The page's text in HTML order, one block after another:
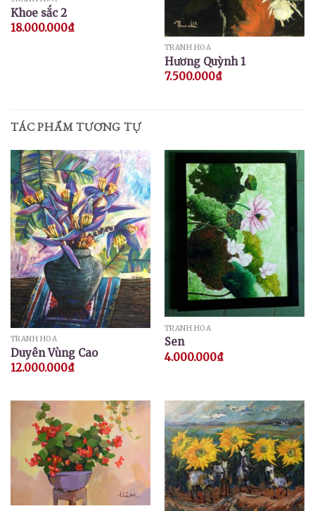
Khoe sắc 2
18.000.000₫
TRANH HOA
Hương Quỳnh 1
7.500.000₫
TÁC PHẨM TƯƠNG TỰ
TRANH HOA
Duyên Vùng Cao
12.000.000₫
TRANH HOA
Sen
4.000.000₫